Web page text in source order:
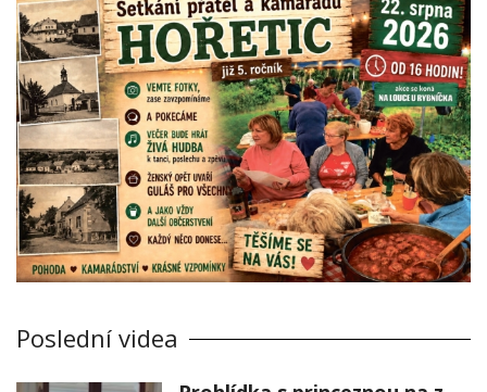
Poslední videa